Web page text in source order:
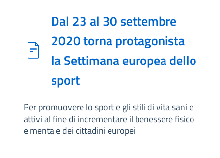
Dal 23 al 30 settembre
2020 torna protagonista
la Settimana europea dello
sport
Per promuovere lo sport e gli stili di vita sani e
attivi al fine di incrementare il benessere fisico
e mentale dei cittadini europei